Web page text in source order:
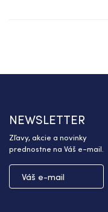
NEWSLETTER
Zľavy, akcie a novinky
prednostne na Váš e-mail.